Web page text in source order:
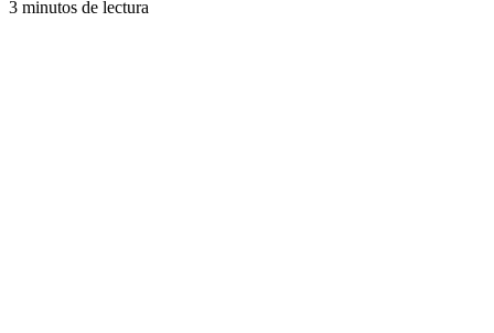
3 minutos de lectura